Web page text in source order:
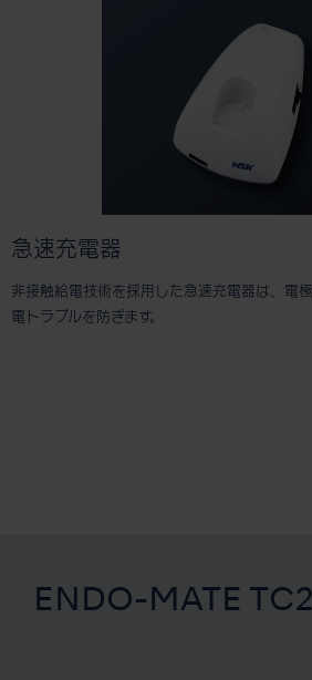
急速充電器
非接触給電技術を採用した急速充電器は、電
電トラブルを防ぎます。
ENDO-MATE TC2